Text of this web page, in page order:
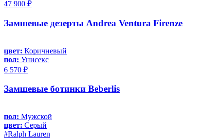
47 900 ₽
Замшевые дезерты Andrea Ventura Firenze
цвет: Коричневый
пол: Унисекс
6 570 ₽
Замшевые ботинки Beberlis
пол: Мужской
цвет: Серый
#Ralph Lauren